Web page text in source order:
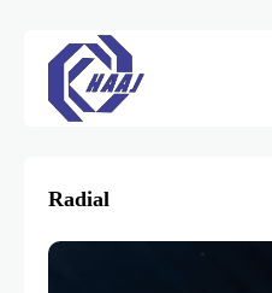
Radial